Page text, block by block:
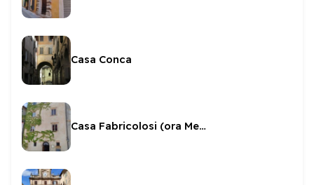
Casa Conca
Casa Fabricolosi (ora Menotti)